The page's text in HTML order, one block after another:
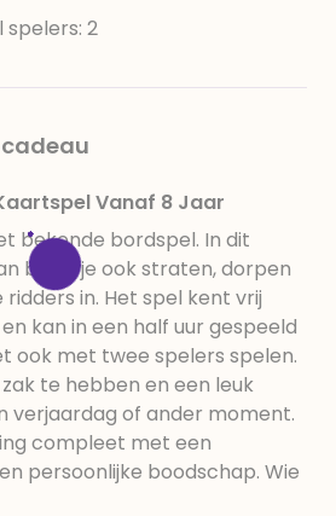
spelers: 2
Vanaf 8 Jaar
bekende bordspel. In dit
bouw je ook straten, dorpen
in. Het spel kent vrij
kan in een half uur gespeeld
ook met twee spelers spelen.
te hebben en een leuk
verjaardag of ander moment.
compleet met een
persoonlijke boodschap. Wie